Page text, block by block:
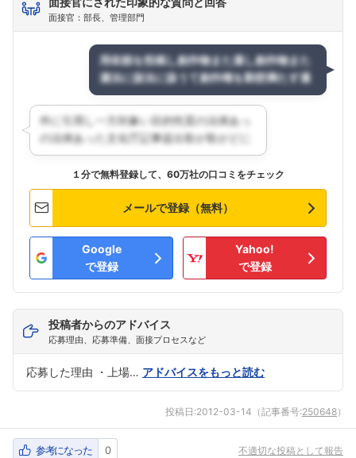
面接官：部長、管理部門
１分で無料登録して、60万社の口コミをチェック
メールで登録（無料）
Google
で登録
Yahoo!
で登録
投稿者からのアドバイス
応募理由、応募準備、面接プロセスなど
応募した理由 ・上場… アドバイスをもっと読む
投稿日:2012-03-14 （記事番号:250648）
参考になった 0 不適切な投稿として報告